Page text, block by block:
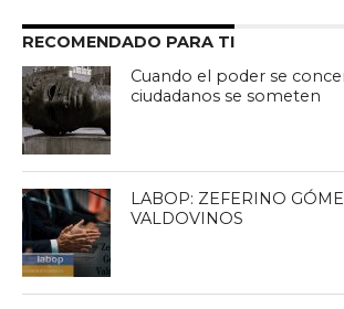
RECOMENDADO PARA TI
Cuando el poder se
ciudadanos se someten
LABOP: ZEFERINO
VALDOVINOS